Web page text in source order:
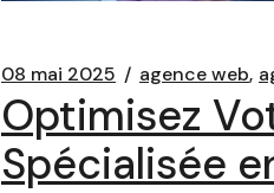
08 mai 2025 agence web
Optimisez
Spécialisée